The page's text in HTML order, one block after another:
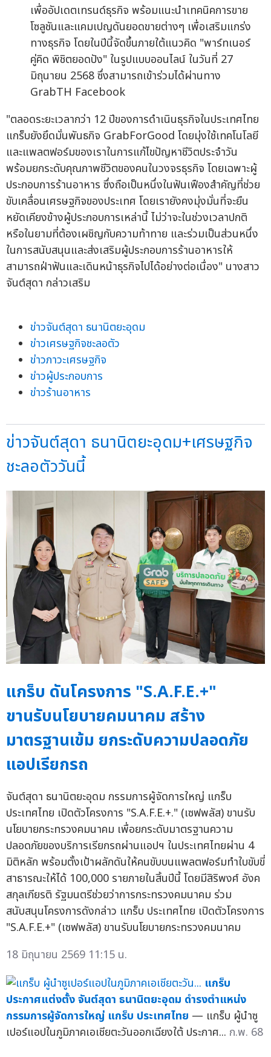
เพื่ออัปเดตเทรนด์ธุรกิจ พร้อมแนะนำเทคนิคการขาย
โซลูชันและแคมเปญดันยอดขายต่างๆ เพื่อเสริมแกร่ง
ทางธุรกิจ โดยในปีนี้จัดขึ้นภายใต้แนวคิด "พาร์ทเนอร์
คู่คิด พิชิตยอดปัง" ในรูปแบบออนไลน์ ในวันที่ 27
มิถุนายน 2568 ซึ่งสามารถเข้าร่วมได้ผ่านทาง
GrabTH Facebook
"ตลอดระยะเวลากว่า 12 ปีของการดำเนินธุรกิจในประเทศไทย
แกร็บยังยึดมั่นพันธกิจ GrabForGood โดยมุ่งใช้เทคโนโลยี
และแพลตฟอร์มของเราในการแก้ไขปัญหาชีวิตประจำวัน
พร้อมยกระดับคุณภาพชีวิตของคนในวงจรธุรกิจ โดยเฉพาะผู้
ประกอบการร้านอาหาร ซึ่งถือเป็นหนึ่งในฟันเฟืองสำคัญที่ช่วย
ขับเคลื่อนเศรษฐกิจของประเทศ โดยเรายังคงมุ่งมั่นที่จะยืน
หยัดเคียงข้างผู้ประกอบการเหล่านี้ ไม่ว่าจะในช่วงเวลาปกติ
หรือในยามที่ต้องเผชิญกับความท้าทาย และร่วมเป็นส่วนหนึ่ง
ในการสนับสนุนและส่งเสริมผู้ประกอบการร้านอาหารให้
สามารถฝ่าฟันและเดินหน้าธุรกิจไปได้อย่างต่อเนื่อง" นางสาว
จันต์สุดา กล่าวเสริม
ข่าวจันต์สุดา ธนานิตยะอุดม
ข่าวเศรษฐกิจชะลอตัว
ข่าวภาวะเศรษฐกิจ
ข่าวผู้ประกอบการ
ข่าวร้านอาหาร
ข่าวจันต์สุดา ธนานิตยะอุดม+เศรษฐกิจ
ชะลอตัววันนี้
แกร็บ ดันโครงการ "S.A.F.E.+"
ขานรับนโยบายคมนาคม สร้าง
มาตรฐานเข้ม ยกระดับความปลอดภัย
แอปเรียกรถ
จันต์สุดา ธนานิตยะอุดม กรรมการผู้จัดการใหญ่ แกร็บ
ประเทศไทย เปิดตัวโครงการ "S.A.F.E.+." (เซฟพลัส) ขานรับ
นโยบายกระทรวงคมนาคม เพื่อยกระดับมาตรฐานความ
ปลอดภัยของบริการเรียกรถผ่านแอปฯ ในประเทศไทยผ่าน 4
มิติหลัก พร้อมตั้งเป้าผลักดันให้คนขับบนแพลตฟอร์มทำใบขับขี่
สาธารณะให้ได้ 100,000 รายภายในสิ้นปีนี้ โดยมีสิริพงศ์ อังค
สกุลเกียรติ รัฐมนตรีช่วยว่าการกระทรวงคมนาคม ร่วม
สนับสนุนโครงการดังกล่าว แกร็บ ประเทศไทย เปิดตัวโครงการ
"S.A.F.E.+" (เซฟพลัส) ขานรับนโยบายกระทรวงคมนาคม
18 มิถุนายน 2569 11:15 น.
แกร็บ
ประกาศแต่งตั้ง จันต์สุดา ธนานิตยะอุดม ดำรงตำแหน่ง
กรรมการผู้จัดการใหญ่ แกร็บ ประเทศไทย — แกร็บ ผู้นำซู
เปอร์แอปในภูมิภาคเอเชียตะวันออกเฉียงใต้ ประกาศ... ก.พ. 68